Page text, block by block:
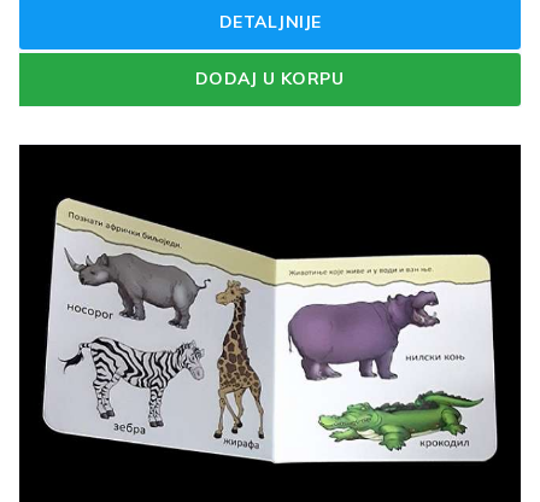
DETALJNIJE
DODAJ U KORPU